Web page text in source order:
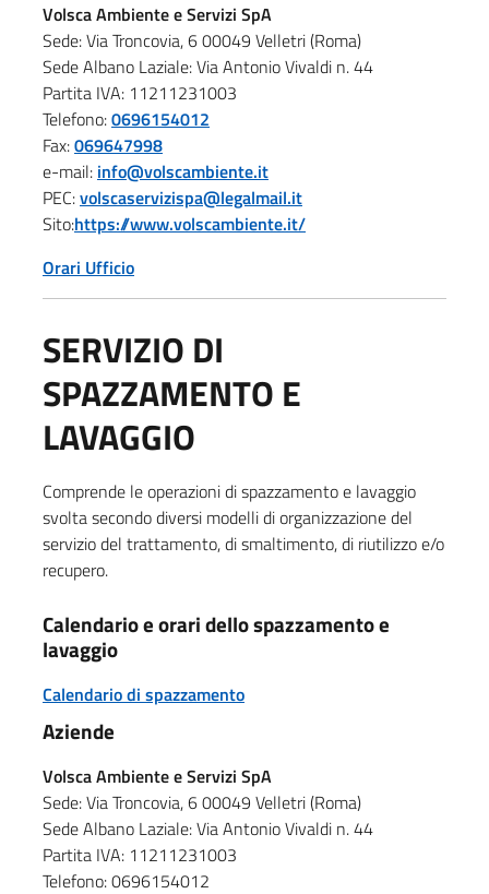
Volsca Ambiente e Servizi SpA
Sede: Via Troncovia, 6 00049 Velletri (Roma)
Sede Albano Laziale: Via Antonio Vivaldi n. 44
Partita IVA: 11211231003
Telefono:0696154012
Fax:069647998
e-mail: info@volscambiente.it
PEC:volscaservizispa@legalmail.it
Sito:https://www.volscambiente.it/
Orari Ufficio
SERVIZIO DI
SPAZZAMENTO E
LAVAGGIO
Comprende le operazioni di spazzamento e lavaggio
svolta secondo diversi modelli di organizzazione del
servizio del trattamento, di smaltimento, di riutilizzo e/o
recupero.
Calendario e orari dello spazzamento e
lavaggio
Calendario di spazzamento
Aziende
Volsca Ambiente e Servizi SpA
Sede: Via Troncovia, 6 00049 Velletri (Roma)
Sede Albano Laziale: Via Antonio Vivaldi n. 44
Partita IVA: 11211231003
Telefono: 0696154012